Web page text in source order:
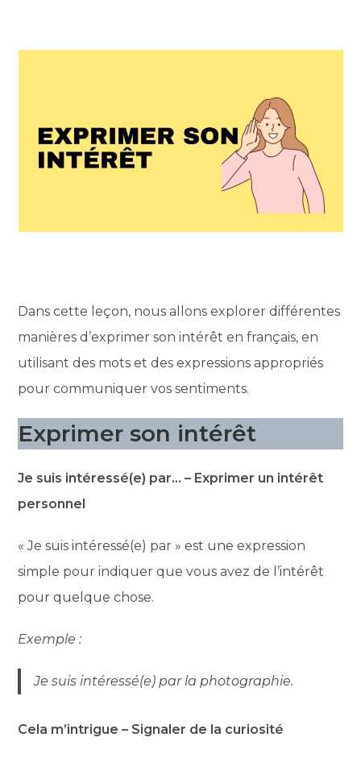
Dans cette leçon, nous allons explorer différentes
manières d’exprimer son intérêt en français, en
utilisant des mots et des expressions appropriés
pour communiquer vos sentiments.
Exprimer son intérêt
Je suis intéressé(e) par… – Exprimer un intérêt
personnel
« Je suis intéressé(e) par » est une expression
simple pour indiquer que vous avez de l’intérêt
pour quelque chose.
Exemple :
Je suis intéressé(e) par la photographie.
Cela m’intrigue – Signaler de la curiosité